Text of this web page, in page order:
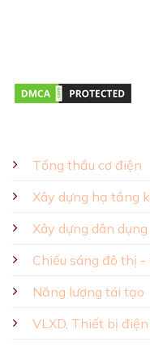
Tổng thầu cơ điện
Xây dựng hạ tầng
Xây dựng dân dụng
Chiếu sáng đô thị
Năng lượng tái tạo
VLXD, Thiết bị